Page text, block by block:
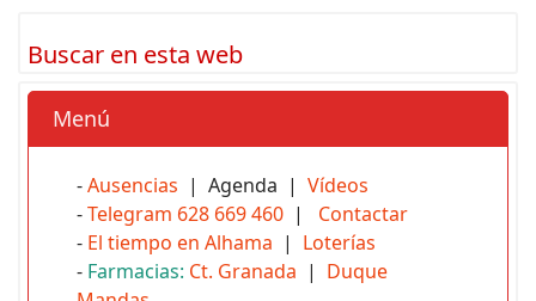
Buscar en esta web
Menú
-Ausencias | Agenda | Vídeos
-Telegram 628 669 460 | Contactar
- El tiempo en Alhama | Loterías
- Farmacias: Ct. Granada | Duque